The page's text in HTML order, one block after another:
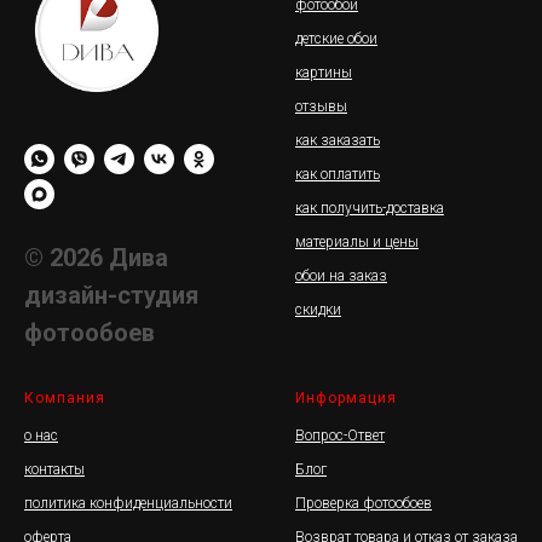
© 2026 Дива
дизайн-студия
фотообоев
фотообои
детские обои
картины
отзывы
как заказать
как оплатить
как получить-доставка
материалы и цены
обои на заказ
скидки
Компания
о нас
контакты
политика конфиденциальности
оферта
Информация
Вопрос-Ответ
Блог
Проверка фотообоев
Возврат товара и отказ от заказа